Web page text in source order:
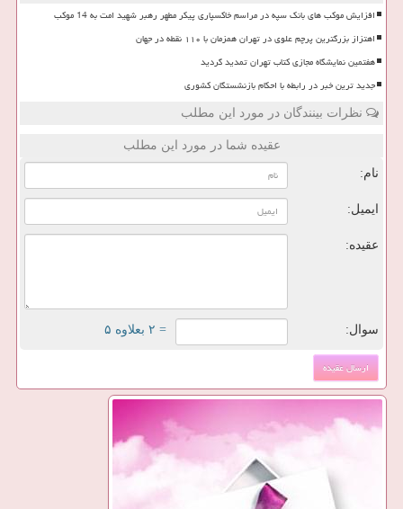
افزایش موکب های بانک سپه در مراسم خاکسپاری پیکر مطهر رهبر شهید امت به 14 موکب
اهتزاز بزرگترین پرچم علوی در تهران همزمان با ۱۱۰ نقطه در جهان
هفتمین نمایشگاه مجازی کتاب تهران تمدید گردید
جدید ترین خبر در رابطه با احکام بازنشستگان کشوری
نظرات بینندگان در مورد این مطلب
عقیده شما در مورد این مطلب
نام:
ایمیل:
عقیده:
سوال: = ۲ بعلاوه ۵